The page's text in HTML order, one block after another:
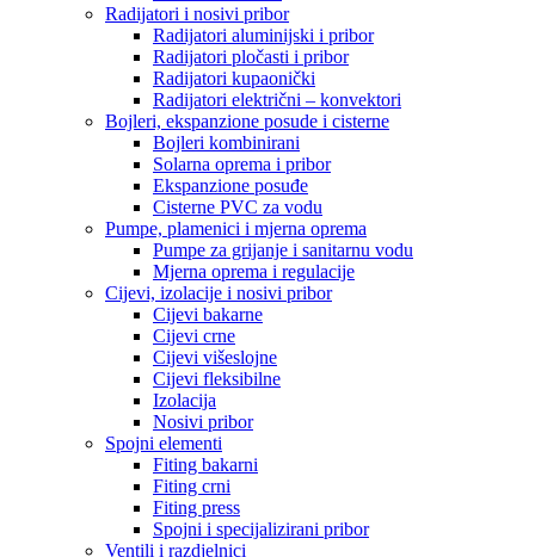
Radijatori i nosivi pribor
Radijatori aluminijski i pribor
Radijatori pločasti i pribor
Radijatori kupaonički
Radijatori električni – konvektori
Bojleri, ekspanzione posude i cisterne
Bojleri kombinirani
Solarna oprema i pribor
Ekspanzione posuđe
Cisterne PVC za vodu
Pumpe, plamenici i mjerna oprema
Pumpe za grijanje i sanitarnu vodu
Mjerna oprema i regulacije
Cijevi, izolacije i nosivi pribor
Cijevi bakarne
Cijevi crne
Cijevi višeslojne
Cijevi fleksibilne
Izolacija
Nosivi pribor
Spojni elementi
Fiting bakarni
Fiting crni
Fiting press
Spojni i specijalizirani pribor
Ventili i razdjelnici